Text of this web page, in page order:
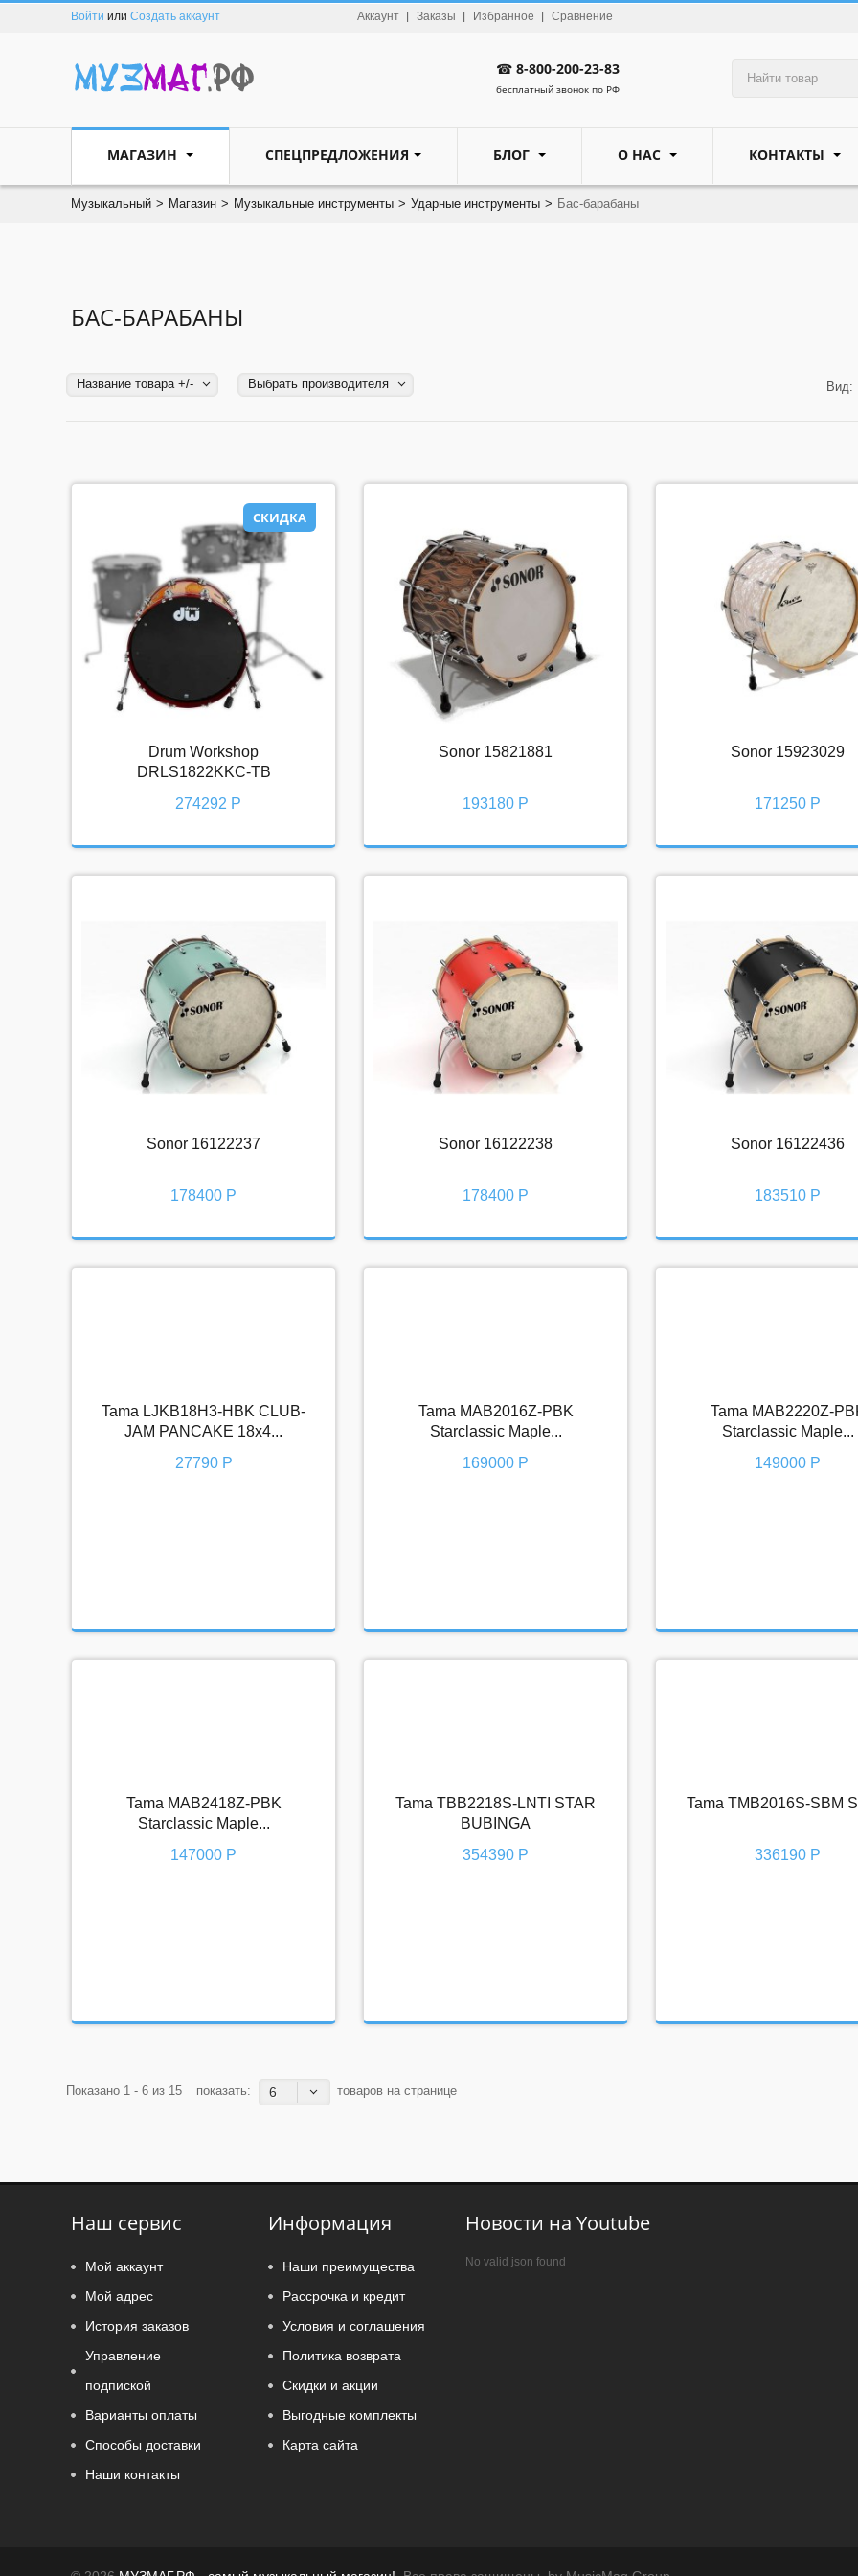
Войти или Создать аккаунт Аккаунт Заказы Избранное Сравнение
☎ 8-800-200-23-83
бесплатный звонок по РФ
МАГАЗИН СПЕЦПРЕДЛОЖЕНИЯ БЛОГ О НАС КОНТАКТЫ
Музыкальный > Магазин > Музыкальные инструменты > Ударные инструменты > Бас-барабаны
БАС-БАРАБАНЫ
Вид:
Название товара +/- Выбрать производителя
СКИДКА
Drum Workshop
DRLS1822KKC-TB
274292 Р
СКИДКА
Drum Workshop DRLS1822KKC-
TB
Sonor 15821881
193180 Р
Sonor 15821881 Sonor 15923029
171250 Р
Sonor 15923029
Sonor 16122237
178400 Р
Sonor 16122237 Sonor 16122238
178400 Р
Sonor 16122238 Sonor 16122436
183510 Р
Sonor 16122436
Tama LJKB18H3-HBK CLUB-
JAM PANCAKE 18x4...
27790 Р
Tama LJKB18H3-HBK CLUB-JAM
Tama MAB2016Z-PBK
Starclassic Maple...
169000 Р
Tama MAB2016Z-PBK Starclassic
Tama MAB2220Z-
Starclassic Maple...
149000 Р
Tama MAB2220Z-PBK
Tama MAB2418Z-PBK
Starclassic Maple...
147000 Р
Tama MAB2418Z-PBK Starclassic
Tama TBB2218S-LNTI STAR
BUBINGA
354390 Р
Tama TBB2218S-LNTI STAR
Tama TMB2016S-SBM
336190 Р
Показано 1 - 6 из 15 показать: 6 товаров на странице
Наш сервис
Мой аккаунт
Мой адрес
История заказов
Управление
подпиской
Варианты оплаты
Способы доставки
Наши контакты
Информация
Наши преимущества
Рассрочка и кредит
Условия и соглашения
Политика возврата
Скидки и акции
Выгодные комплекты
Карта сайта
Новости на Youtube
No valid json found